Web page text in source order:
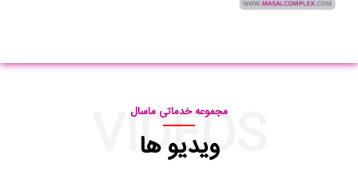
VIDEOS
مجموعه خدماتی ماسال
ویدیو ها